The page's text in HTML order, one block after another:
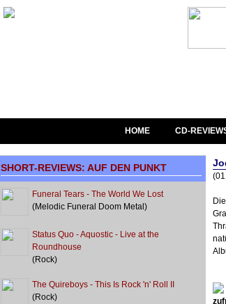
HOME CD-
SHORT-REVIEWS: AUF DEN PUNKT
Funeral Tears - The World We Lost
(Melodic Funeral Doom Metal)
Status Quo - Aquostic - Live at the
Roundhouse
(Rock)
The Quireboys - This Is Rock 'n' Roll II
(Rock)